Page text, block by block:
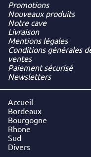
Promotions
Nouveaux produits
Notre cave
Livraison
Mentions légales
Conditions générales
ventes
Paiement sécurisé
Newsletters
Accueil
Bordeaux
Bourgogne
Rhone
Sud
Divers